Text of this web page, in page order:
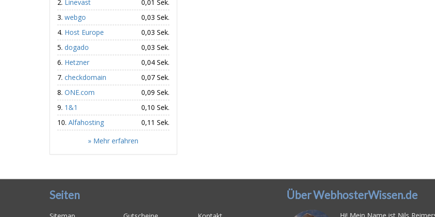
Linevast
0,01 Sek.
webgo
0,03 Sek.
Host Europe
0,03 Sek.
dogado
0,03 Sek.
Hetzner
0,04 Sek.
checkdomain
0,07 Sek.
ONE.com
0,09 Sek.
1&1
0,10 Sek.
Alfahosting
0,11 Sek.
» Mehr erfahren
Seiten Über WebhosterWissen.de